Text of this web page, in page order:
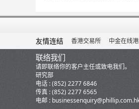
友情连结 香港交易所 中金在线
联络我们
请即联络你的客户主任或致电我们。
研究部
电话 : (852) 2277 6846
传真 : (852) 2277 6565
电邮 :